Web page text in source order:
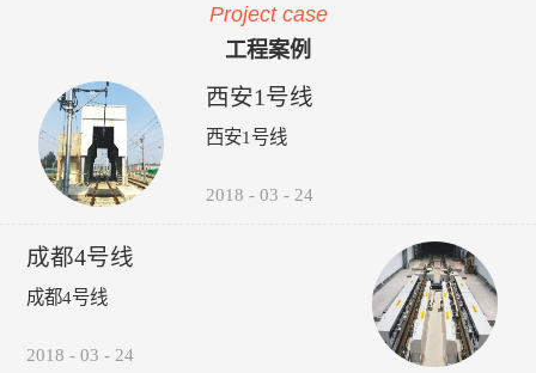
艺文件的执行力度，通过全貌
化、公开化、信息化系统自动
评价、月报分析，加强了员工
的检修责任心以来，其车辆检
修的运营故障（正线故障）呈
下降趋势（↓14%），而自检
（↑35%），效果如下图所
间长了，车辆多了，管理就跟
不上了，人员变动，对维修维
护工作影响很大，而诺丽科技
的车辆检修管理系统全面解决
了我们以往工作中的所有难
主要功能如下：当电动列车在
线运行时，系统对弓网运行情
况实时监测，对受电弓拉弧、
受电弓弓头异常、羊角变形、
碳滑板磨耗、受电弓硬点冲
击、弓网温度、接触网磨耗、
接触网几何参数进行检测，对
接触网的悬挂部件异常状态进
行智能识别。并具有对检测出
数据和图像进行无线传输、记
录、分析、判断、评价功能。
析、轨道异常分析等。 5、
自动方案:根据月报分析结
果，系统自动出具维修方案建
议，包括:厂家选型建议、轮
时机建议轨道打磨建议、轮对
润滑建议。 6、图形化:所
验证，可通过轮录像及照片，
自动采集、分析、计算、传输
通信功能，探测站实现无人值
守。2、自动检测通过车辆的
轮对踏面擦伤深度与面积、轮
缘厚度、轮缘高度、QR值、
Project case
工程案例
西安1号线
西安1号线
2018 - 03 - 24
成都4号线
成都4号线
2018 - 03 - 24